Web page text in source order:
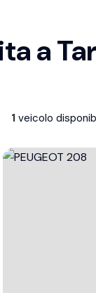
a
1veicolo